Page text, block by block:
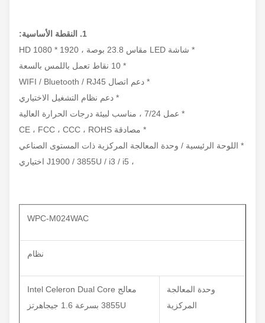
* شاشة LED مقاس 23.8 بوصة ، 1920 * 1080 HD
* دعم اتصال WIFI / Bluetooth / RJ45
* دعم نظام التشغيل الاختياري
* عمل 7/24 ، مناسب لبيئة درجات الحرارة العالية
* مصادقة CE ، FCC ، CCC ، ROHS
* اللوحة الرئيسية / وحدة المعالجة المركزية ذات المستوى الصناعي
WPC-M024WAC
وحدة المعالجة
المركزية
معالج Intel Celeron Dual Core
3855U بسرعة 1.6 جيجاهرتز